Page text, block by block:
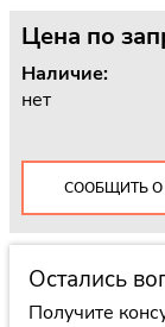
Цена по
Наличие:
нет
СООБЩИТЬ О
Остались
Получите